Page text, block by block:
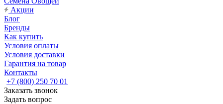
Акции
Блог
Бренды
Как купить
Условия оплаты
Условия доставки
Гарантия на товар
Контакты
+7 (800) 250 70 01
Заказать звонок
Задать вопрос